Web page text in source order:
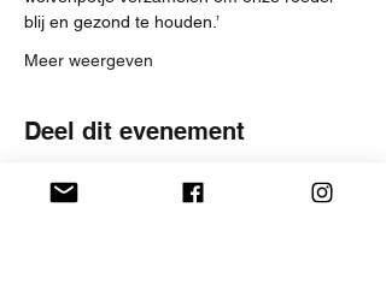
blij en gezond te houden.’
Meer weergeven
Deel dit evenement